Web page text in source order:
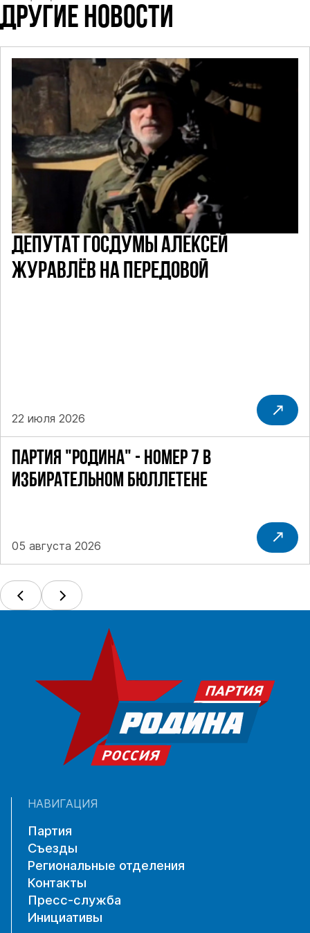
ДРУГИЕ НОВОСТИ
ПАРТИЯ "РОДИНА" - НОМЕР 7 В
ИЗБИРАТЕЛЬНОМ БЮЛЛЕТЕНЕ
05 августа 2026
ДЕПУТАТ ГОСДУМЫ АЛЕКСЕЙ
ЖУРАВЛЁВ НА ПЕРЕДОВОЙ
22 июля 2026
НАВИГАЦИЯ
Партия
Съезды
Региональные отделения
Контакты
Пресс-служба
Инициативы